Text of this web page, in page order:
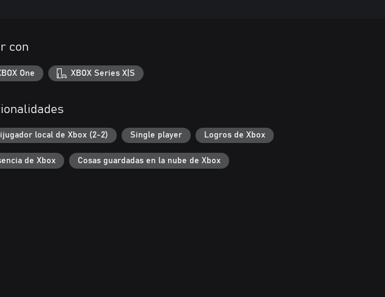
con
One XBOX Series X|S
local de Xbox (2-2) Single player Logros de Xbox
de Xbox Cosas guardadas en la nube de Xbox